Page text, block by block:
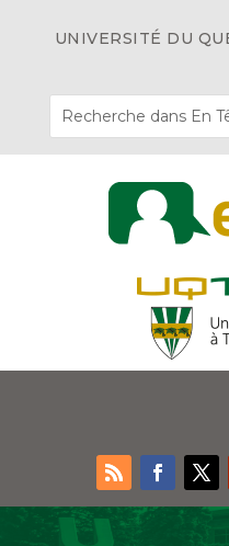
UNIVERSITÉ DU